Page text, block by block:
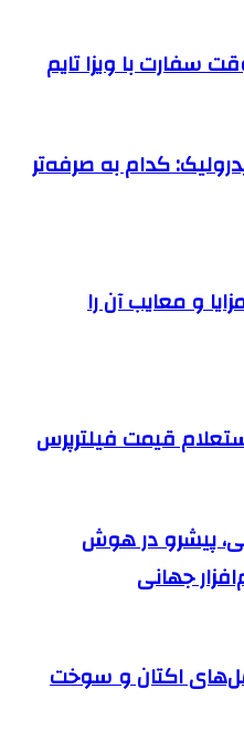
سفارت با ویزا تایم
کدام به صرفه‌تر
و معایب آن را
قیمت فیلترپرس
پیشرو در هوش
جهانی
اکتان و سوخت